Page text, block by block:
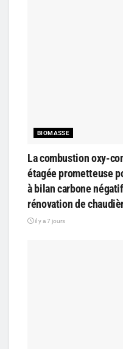
BIOMASSE
La combustion oxy-
étagée prometteuse
à bilan carbone
rénovation de
il y a 7 jours